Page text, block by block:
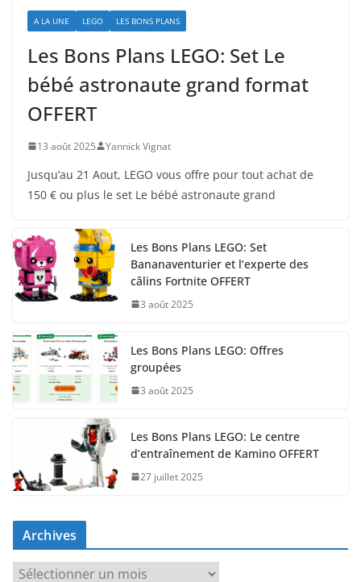
A LA UNE LEGO LES BONS PLANS
Les Bons Plans LEGO: Set Le
bébé astronaute grand format
OFFERT
13 août 2025 Yannick Vignat
Jusqu’au 21 Aout, LEGO vous offre pour tout achat de
150 € ou plus le set Le bébé astronaute grand
Les Bons Plans LEGO: Set
Bananaventurier et l’experte des
câlins Fortnite OFFERT
3 août 2025
Les Bons Plans LEGO: Offres
groupées
3 août 2025
Les Bons Plans LEGO: Le centre
d’entraînement de Kamino OFFERT
27 juillet 2025
Archives